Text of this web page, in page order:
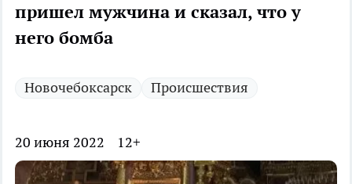
пришел мужчина и сказал, что у
него бомба
Новочебоксарск Происшествия
20 июня 2022 12+